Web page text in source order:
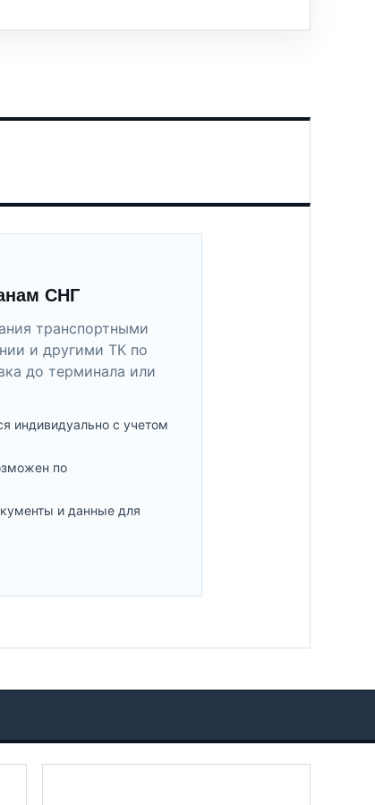
СНГ
транспортными
и другими ТК по
до терминала или
индивидуально с учетом
по
и данные для